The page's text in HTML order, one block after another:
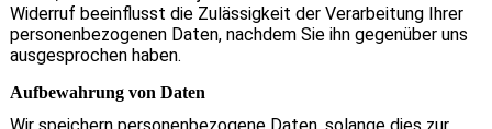
Widerruf beeinflusst die Zulässigkeit der Verarbeitung Ihrer
personenbezogenen Daten, nachdem Sie ihn gegenüber uns
ausgesprochen haben.
Aufbewahrung von Daten